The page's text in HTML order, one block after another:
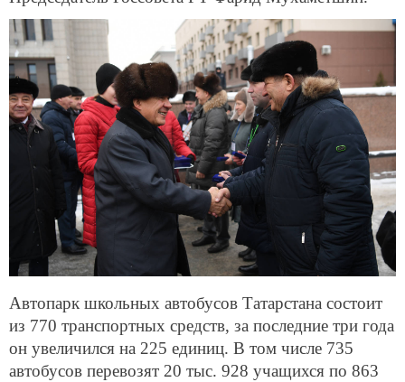
Автопарк школьных автобусов Татарстана состоит
из 770 транспортных средств, за последние три года
он увеличился на 225 единиц. В том числе 735
автобусов перевозят 20 тыс. 928 учащихся по 863